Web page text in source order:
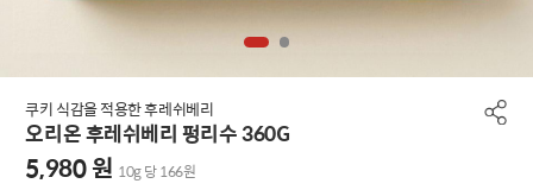
쿠키 식감을 적용한 후레쉬베리
오리온 후레쉬베리 펑리수 360G
5,980원 10g 당 166원